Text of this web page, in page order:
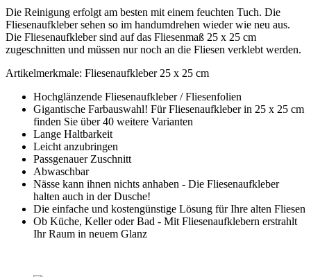
Die Reinigung erfolgt am besten mit einem feuchten Tuch. Die
Fliesenaufkleber sehen so im handumdrehen wieder wie neu aus.
Die Fliesenaufkleber sind auf das Fliesenmaß 25 x 25 cm
zugeschnitten und müssen nur noch an die Fliesen verklebt werden.
Artikelmerkmale: Fliesenaufkleber 25 x 25 cm
Hochglänzende Fliesenaufkleber / Fliesenfolien
Gigantische Farbauswahl! Für Fliesenaufkleber in 25 x 25 cm
finden Sie über 40 weitere Varianten
Lange Haltbarkeit
Leicht anzubringen
Passgenauer Zuschnitt
Abwaschbar
Nässe kann ihnen nichts anhaben - Die Fliesenaufkleber
halten auch in der Dusche!
Die einfache und kostengünstige Lösung für Ihre alten Fliesen
Ob Küche, Keller oder Bad - Mit Fliesenaufklebern erstrahlt
Ihr Raum in neuem Glanz